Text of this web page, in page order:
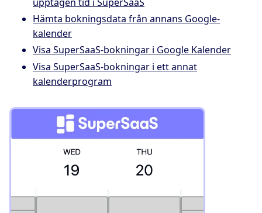
Hämta bokningsdata från annans Google-
kalender
Visa SuperSaaS-bokningar i Google Kalender
Visa SuperSaaS-bokningar i ett annat
kalenderprogram